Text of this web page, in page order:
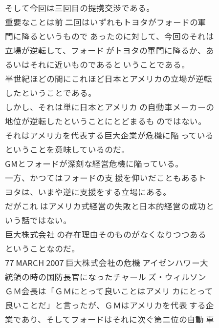
そして今回は三回目の提携交渉である。
重要なことは前 二回はいずれもトヨタがフォードの軍
門に降るというもので あったのに対して、今回のそれは
立場が逆転して、フォード がトヨタの軍門に降るか、あ
るいはそれに近いものであると いうことである。
半世紀ほどの間にこれほど日本とアメリカの立場が逆転
したということである。
しかし、それは単に日本とアメリカ の自動車メーカーの
地位が逆転したということにとどまるも のではない。
それはアメリカを代表する巨大企業が危機に陥 っている
ということを意味しているのだ。
GMとフォードが深刻な経営危機に陥っている。
一方、かつてはフォードの支 援を仰いだこともあるト
ヨタは、いまや逆に支援をする立場にある。
だがこれ はアメリカ式経営の失敗と日本的経営の成功と
いう話ではない。
巨大株式会社 の存在理由そのものがなくなりつつある
ということなのだ。
77 MARCH 2007 巨大株式会社の危機 アイゼンハワー大
統領の時の国防長官になったチャール ズ・ウィルソン
ＧＭ会長は「ＧＭにとって良いことはアメリ カにとって
良いことだ」と言ったが、ＧＭはアメリカを代表 する企
業であり、そしてフォードはそれに次ぐ第二位の自動 車